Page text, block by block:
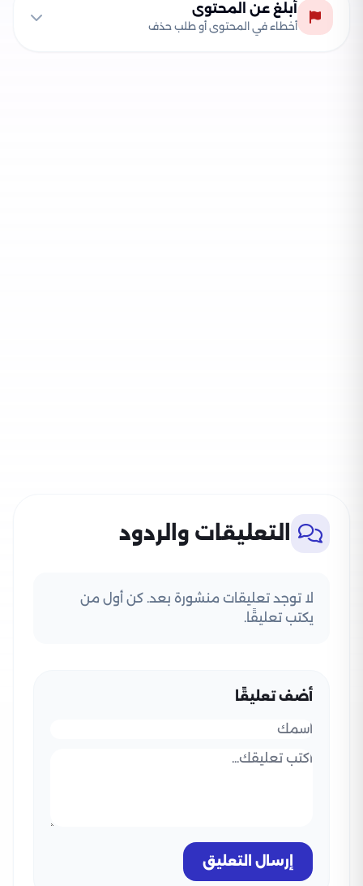
أبلغ عن المحتوى
أخطاء في المحتوى أو طلب حذف
التعليقات والردود
لا توجد تعليقات منشورة بعد. كن أول من
يكتب تعليقًا.
أضف تعليقًا
إرسال التعليق